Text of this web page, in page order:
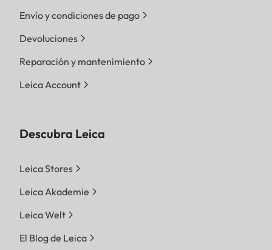
Envío y condiciones de pago
Devoluciones
Reparación y mantenimiento
Leica Account
Descubra Leica
Leica Stores
Leica Akademie
Leica Welt
El Blog de Leica